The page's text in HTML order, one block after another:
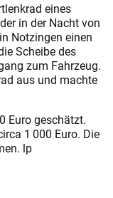
eines
in der Nacht von
Notzingen einen
Scheibe des
zum Fahrzeug.
aus und machte
Euro geschätzt.
1 000 Euro. Die
lp